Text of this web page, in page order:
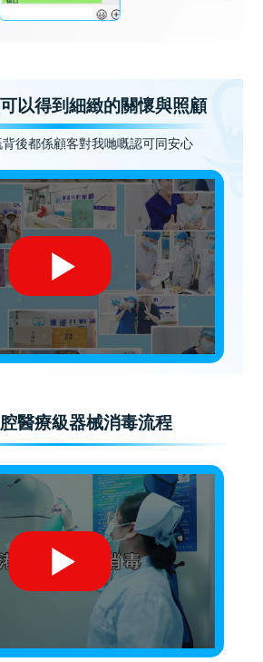
以得到細緻的關懷與照顧
後都係顧客對我哋嘅認可同安心
醫療級器械消毒流程